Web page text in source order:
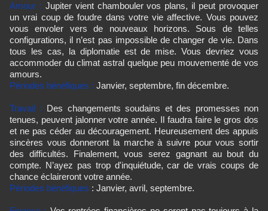
Amour : Jupiter vient chambouler vos plans, il peut provoquer
un vrai coup de foudre dans votre vie affective. Vous pouvez
vous envoler vers de nouveaux horizons. Sous de telles
configurations, il n’est pas impossible de changer de vie. Dans
tous les cas, la diplomatie est de mise. Vous devriez vous
accommoder du climat astral quelque peu mouvementé de vos
amours.
Périodes bénéfiques : Janvier, septembre, fin décembre.
Travail : Des changements soudains et des promesses non
tenues, peuvent jalonner votre année. Il faudra faire le gros dos
et ne pas céder au découragement. Heureusement des appuis
sincères vous donneront la marche à suivre pour vous sortir
des difficultés. Finalement, vous serez gagnant au bout du
compte. N’ayez pas trop d'inquiétude, car de vrais coups de
chance éclaireront votre année.
Périodes bénéfiques : Janvier, avril, septembre.